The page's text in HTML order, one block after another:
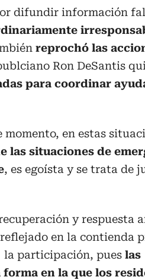
difundir información
reprochó las
Ron DeSantis
para coordinar
momento, en estas
las situaciones de
, es egoísta y se trata de
y respuesta
en la contienda
la participación, pues las
en la que los